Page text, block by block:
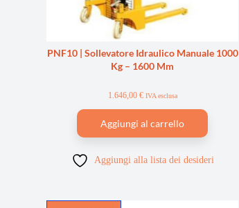
PNF10 | Sollevatore Idraulico Manuale 1000
Kg – 1600 Mm
1.646,00 € IVA esclusa
Aggiungi al carrello
Aggiungi alla lista dei desideri